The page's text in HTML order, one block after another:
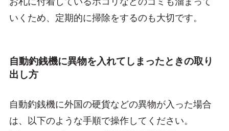
いくため、定期的に掃除をするのも大切です。
自動釣銭機に異物を入れてしまったときの取り
出し方
自動釣銭機に外国の硬貨などの異物が入った場合
は、以下のような手順で操作してください。